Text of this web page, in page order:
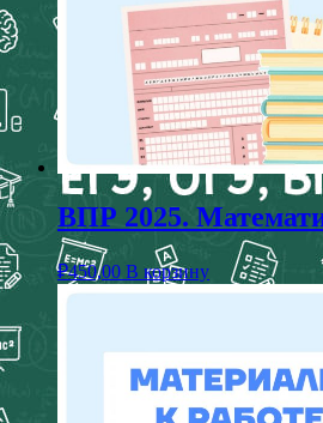
ВПР 2025.
₽450,00 В корзину